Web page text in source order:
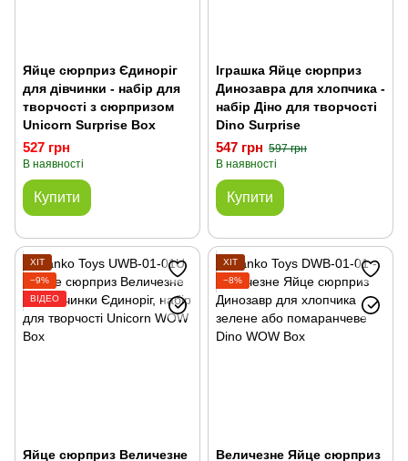
Яйце сюрприз Єдиноріг
для дівчинки - набір для
творчості з сюрпризом
Unicorn Surprise Box
527 грн
В наявності
Купити
Іграшка Яйце сюрприз
Динозавра для хлопчика -
набір Діно для творчості
Dino Surprise
547 грн 597 грн
В наявності
Купити
ХІТ
−9%
ВІДЕО
Яйце сюрприз Величезне
ХІТ
−8%
Величезне Яйце сюрприз